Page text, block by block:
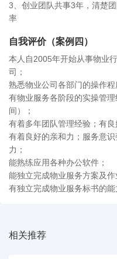
3、创业团队共事3年，清楚
率
自我评价（案例四）
本人自2005年开始从事物业
司；
熟悉物业公司各部门的操作程
有物业服务各阶段的实操管
间）；
有着多年团队管理经验；有良
有着良好的亲和力；服务意
力；
能熟练应用各种办公软件；
能独立完成物业服务方案及作
有独立完成物业服务标书的能
相关推荐